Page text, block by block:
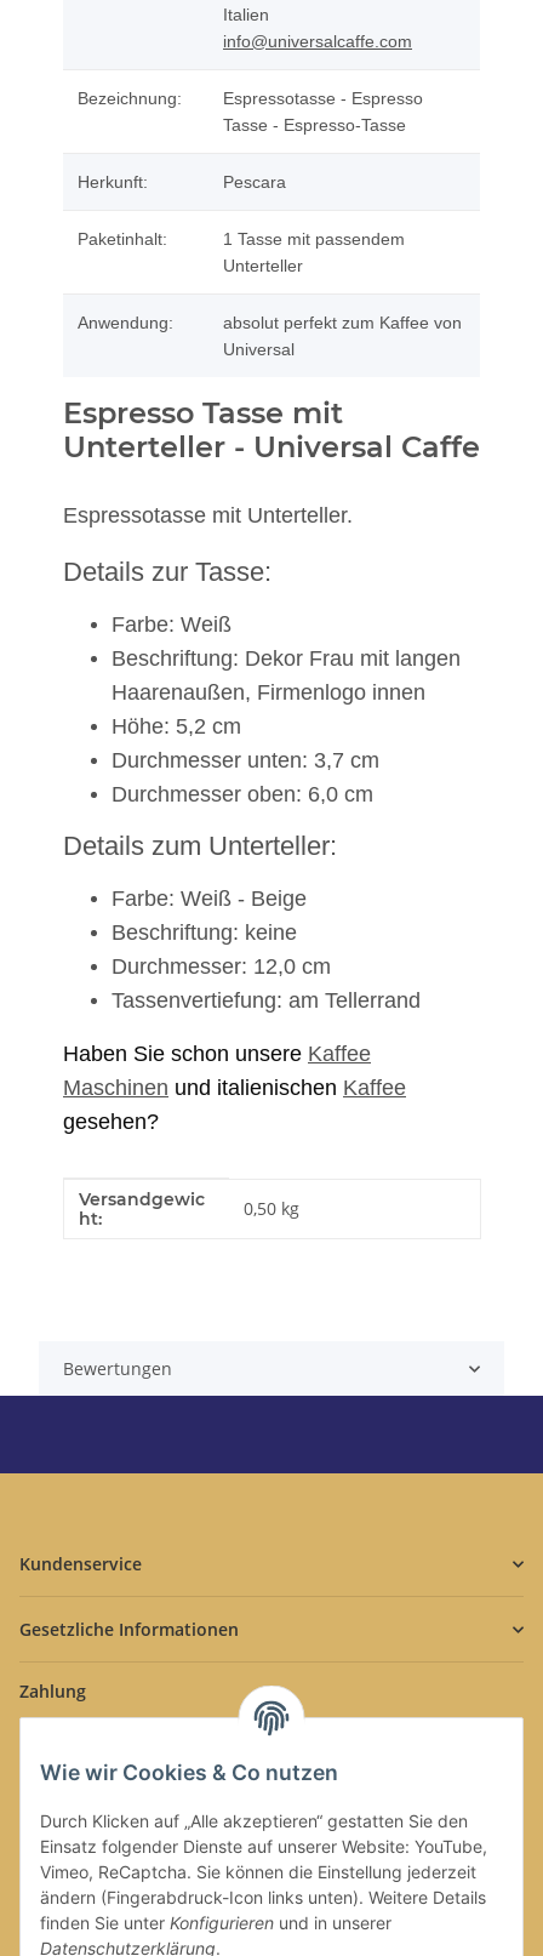
Wie wir Cookies & Co nutzen
Durch Klicken auf „Alle akzeptieren“ gestatten Sie den
Einsatz folgender Dienste auf unserer Website: YouTube,
Vimeo, ReCaptcha. Sie können die Einstellung jederzeit
ändern (Fingerabdruck-Icon links unten). Weitere Details
finden Sie unter Konfigurieren und in unserer
Datenschutzerklärung.
Italien
info@universalcaffe.com
Bezeichnung:
Espressotasse - Espresso
Tasse - Espresso-Tasse
Herkunft: Pescara
Paketinhalt:
1 Tasse mit passendem
Unterteller
Anwendung:
absolut perfekt zum Kaffee von
Universal
Espresso Tasse mit
Unterteller - Universal Caffe
Espressotasse mit Unterteller.
Details zur Tasse:
Farbe: Weiß
Beschriftung: Dekor Frau mit langen
Haarenaußen, Firmenlogo innen
Höhe: 5,2 cm
Durchmesser unten: 3,7 cm
Durchmesser oben: 6,0 cm
Details zum Unterteller:
Farbe: Weiß - Beige
Beschriftung: keine
Durchmesser: 12,0 cm
Tassenvertiefung: am Tellerrand
Haben Sie schon unsere Kaffee
Maschinen und italienischen Kaffee
gesehen?
Produkteigenschaft
Wert
Versandgewic
ht:
0,50 kg
Bewertungen
Kundenservice
Gesetzliche Informationen
Zahlung
Versand